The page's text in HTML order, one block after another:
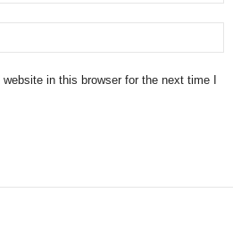
in this browser for the next time I